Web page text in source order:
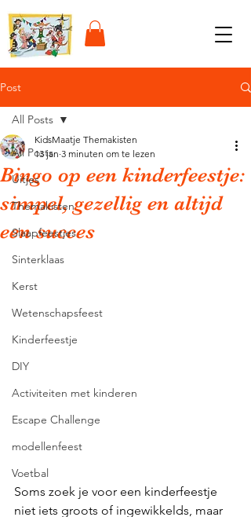
Post
All Posts
Uitjes
Themakisten
Slaapfeestjes
Sinterklaas
Kerst
Wetenschapsfeest
Kinderfeestje
DIY
Activiteiten met kinderen
Escape Challenge
modellenfeest
Voetbal
All Posts
Bingo op een kinderfeestje:
simpel, gezellig en altijd
een succes
KidsMaatje Themakisten
13 jan 3 minuten om te lezen
Soms zoek je voor een kinderfeestje
niet iets groots of ingewikkelds, maar